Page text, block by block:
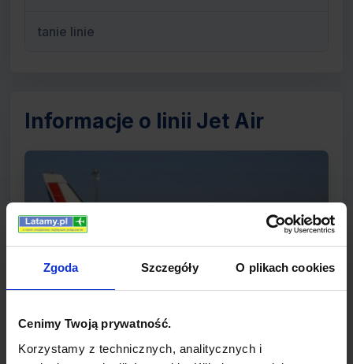
Zgoda Szczegóły O plikach cookies
Cenimy Twoją prywatność.
Korzystamy z technicznych, analitycznych i
tanie linie
Informacje o linii Jet Air